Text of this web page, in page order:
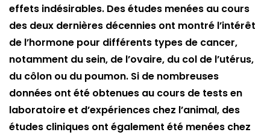
effets indésirables. Des études menées au cours
des deux dernières décennies ont montré l’intérêt
de l’hormone pour différents types de cancer,
notamment du sein, de l’ovaire, du col de l’utérus,
du côlon ou du poumon. Si de nombreuses
données ont été obtenues au cours de tests en
laboratoire et d’expériences chez l’animal, des
études cliniques ont également été menées chez